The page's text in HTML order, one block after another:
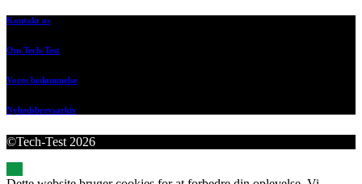
Kontakt os
Om Tech-Test
Vores bedømmelse
Nyhedsbrevsarkiv
©Tech-Test 2026